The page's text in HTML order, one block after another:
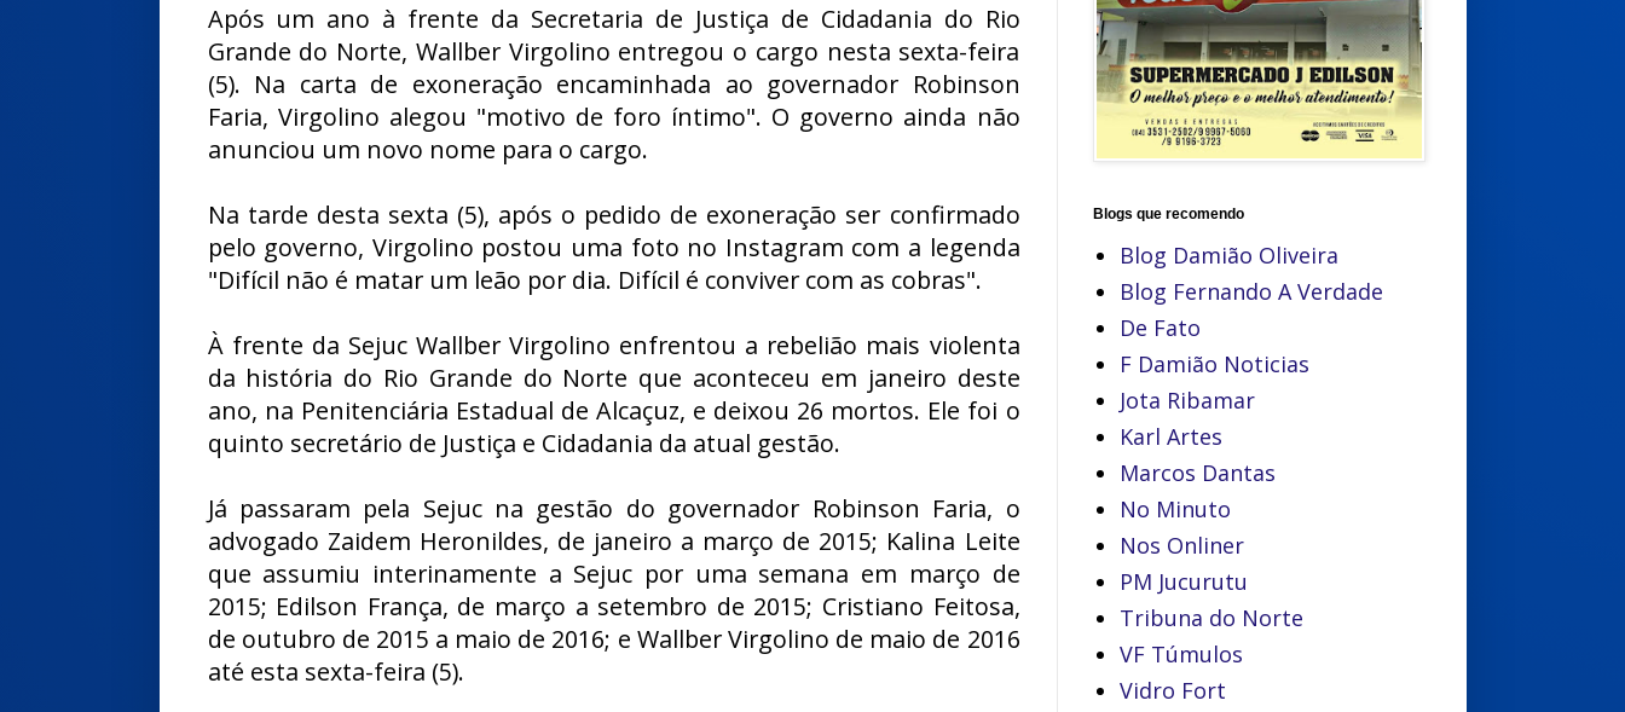
Após um ano à frente da Secretaria de Justiça de Cidadania do Rio
Grande do Norte, Wallber Virgolino entregou o cargo nesta sexta-feira
(5). Na carta de exoneração encaminhada ao governador Robinson
Faria, Virgolino alegou "motivo de foro íntimo". O governo ainda não
anunciou um novo nome para o cargo.
Na tarde desta sexta (5), após o pedido de exoneração ser confirmado
pelo governo, Virgolino postou uma foto no Instagram com a legenda
"Difícil não é matar um leão por dia. Difícil é conviver com as cobras".
À frente da Sejuc Wallber Virgolino enfrentou a rebelião mais violenta
da história do Rio Grande do Norte que aconteceu em janeiro deste
ano, na Penitenciária Estadual de Alcaçuz, e deixou 26 mortos. Ele foi o
quinto secretário de Justiça e Cidadania da atual gestão.
Já passaram pela Sejuc na gestão do governador Robinson Faria, o
advogado Zaidem Heronildes, de janeiro a março de 2015; Kalina Leite
que assumiu interinamente a Sejuc por uma semana em março de
2015; Edilson França, de março a setembro de 2015; Cristiano Feitosa,
de outubro de 2015 a maio de 2016; e Wallber Virgolino de maio de 2016
até esta sexta-feira (5).
Blogs que recomendo
Blog Damião Oliveira
Blog Fernando A Verdade
De Fato
F Damião Noticias
Jota Ribamar
Karl Artes
Marcos Dantas
No Minuto
Nos Onliner
PM Jucurutu
Tribuna do Norte
VF Túmulos
Vidro Fort